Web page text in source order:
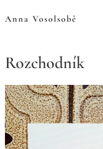
Anna Vosolsobě
Rozchodník